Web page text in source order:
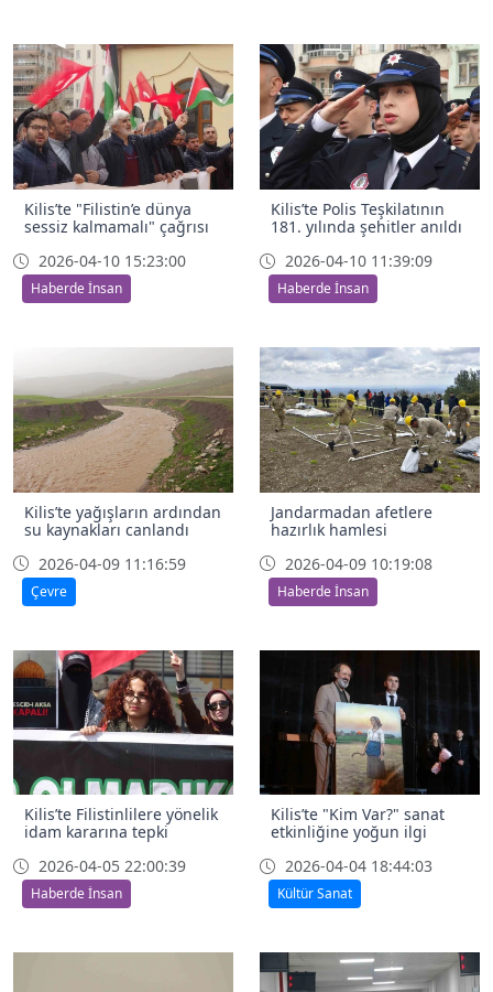
Kilis’te "Filistin’e dünya
sessiz kalmamalı" çağrısı
2026-04-10 15:23:00
Haberde İnsan
Kilis’te Polis Teşkilatının
181. yılında şehitler anıldı
2026-04-10 11:39:09
Haberde İnsan
Kilis’te yağışların ardından
su kaynakları canlandı
2026-04-09 11:16:59
Çevre
Jandarmadan afetlere
hazırlık hamlesi
2026-04-09 10:19:08
Haberde İnsan
Kilis’te Filistinlilere yönelik
idam kararına tepki
2026-04-05 22:00:39
Haberde İnsan
Kilis’te "Kim Var?" sanat
etkinliğine yoğun ilgi
2026-04-04 18:44:03
Kültür Sanat